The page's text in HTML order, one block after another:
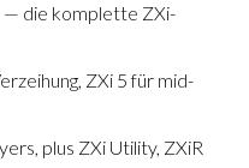
— die komplette ZXi-
ZXi 5 für mid-
plus ZXi Utility, ZXiR